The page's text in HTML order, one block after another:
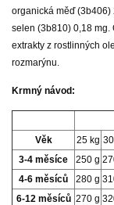
organická měď
selen (3b810) 0,18 mg.
extrakty z rostlinných
rozmarýnu.
Krmný návod:
Věk
25 kg
3-4 měsíce
250 g
4-6 měsíců
280 g
6-12 měsíců 270 g